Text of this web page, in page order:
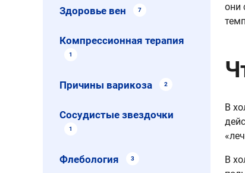
они
В
В
Здоровье вен 7
Компрессионная терапия
1
Причины варикоза 2
Сосудистые звездочки
1
Флебология 3